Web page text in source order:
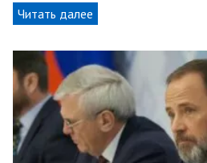
Читать далее